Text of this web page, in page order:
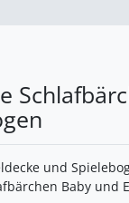
und
Baby und